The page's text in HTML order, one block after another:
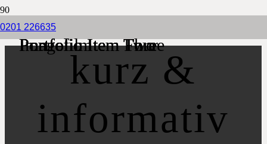
0201 226635
kurz &
informativ
Imagefilm
Portfolio Item Two
Portfolio Item Three
Portfolio Item Four